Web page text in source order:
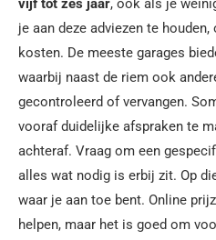
vijf tot zes jaar, ook als je
je aan deze adviezen te
kosten. De meeste garages
waarbij naast de riem ook
gecontroleerd of vervangen.
vooraf duidelijke afspraken te
achteraf. Vraag om een
alles wat nodig is erbij zit. Op
waar je aan toe bent. Online
helpen, maar het is goed om